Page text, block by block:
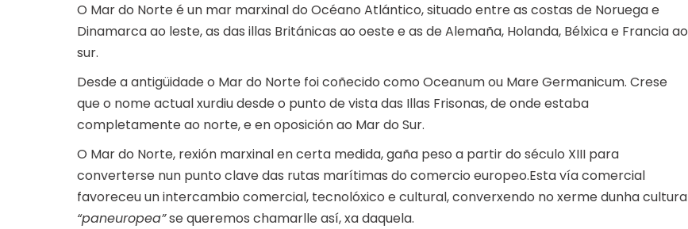
O Mar do Norte é un mar marxinal do Océano Atlántico, situado entre as costas de Noruega e
Dinamarca ao leste, as das illas Británicas ao oeste e as de Alemaña, Holanda, Bélxica e Francia ao
sur.
Desde a antigüidade o Mar do Norte foi coñecido como Oceanum ou Mare Germanicum. Crese
que o nome actual xurdiu desde o punto de vista das Illas Frisonas, de onde estaba
completamente ao norte, e en oposición ao Mar do Sur.
O Mar do Norte, rexión marxinal en certa medida, gaña peso a partir do século XIII para
converterse nun punto clave das rutas marítimas do comercio europeo.Esta vía comercial
favoreceu un intercambio comercial, tecnolóxico e cultural, converxendo no xerme dunha cultura
“paneuropea”se queremos chamarlle así, xa daquela.